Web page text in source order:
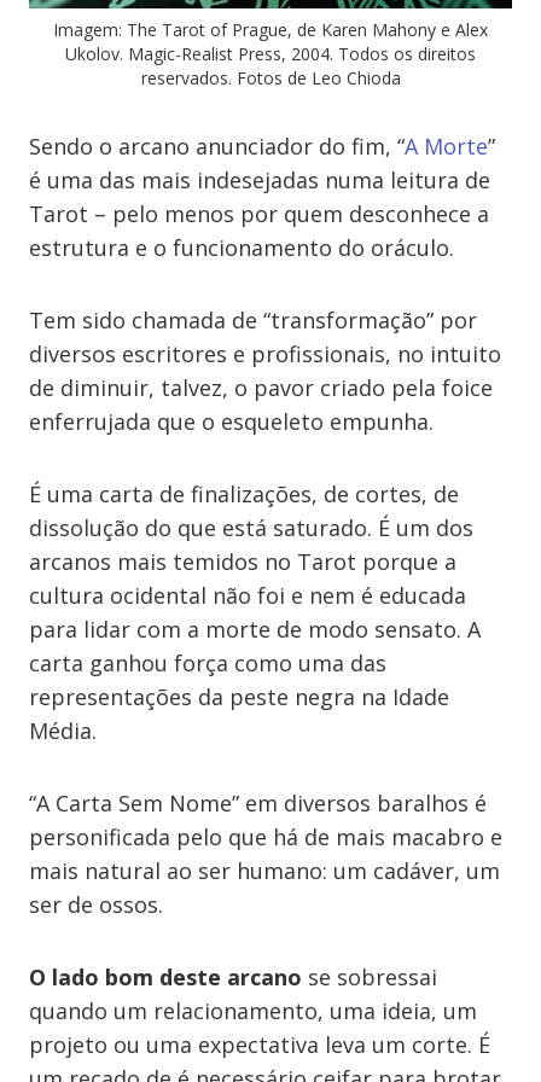
Imagem: The Tarot of Prague, de Karen Mahony e Alex
Ukolov. Magic-Realist Press, 2004. Todos os direitos
reservados. Fotos de Leo Chioda
Sendo o arcano anunciador do fim, “A Morte”
é uma das mais indesejadas numa leitura de
Tarot – pelo menos por quem desconhece a
estrutura e o funcionamento do oráculo.
Tem sido chamada de “transformação” por
diversos escritores e profissionais, no intuito
de diminuir, talvez, o pavor criado pela foice
enferrujada que o esqueleto empunha.
É uma carta de finalizações, de cortes, de
dissolução do que está saturado. É um dos
arcanos mais temidos no Tarot porque a
cultura ocidental não foi e nem é educada
para lidar com a morte de modo sensato. A
carta ganhou força como uma das
representações da peste negra na Idade
Média.
“A Carta Sem Nome” em diversos baralhos é
personificada pelo que há de mais macabro e
mais natural ao ser humano: um cadáver, um
ser de ossos.
O lado bom deste arcano se sobressai
quando um relacionamento, uma ideia, um
projeto ou uma expectativa leva um corte. É